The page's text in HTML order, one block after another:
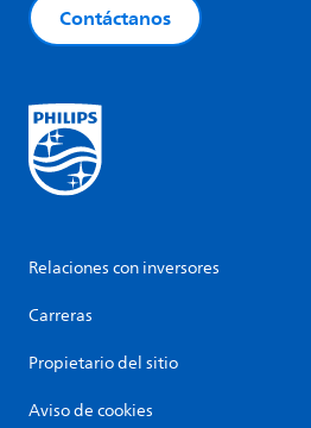
Contáctanos
Relaciones con inversores
Carreras
Propietario del sitio
Aviso de cookies